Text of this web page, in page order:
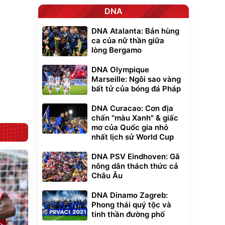
9066 Size
20/24/28 Cao Cấp
1.000.000đ
825.000
Flash Sale
Lót ghế ôtô, nâng
giúp thoải mái
trong di chuyển
295.000đ
Đã bán nhiều
DNA
DNA Atalanta: Bản hùng
ca của nữ thần giữa
lòng Bergamo
DNA Olympique
Marseille: Ngôi sao vàng
bất tử của bóng đá Pháp
DNA Curacao: Cơn địa
chấn "màu Xanh" & giấc
mơ của Quốc gia nhỏ
nhất lịch sử World Cup
DNA PSV Eindhoven: Gã
nông dân thách thức cả
Châu Âu
DNA Dinamo Zagreb:
Phong thái quý tộc và
tinh thần đường phố